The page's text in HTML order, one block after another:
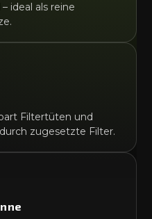
ideal als reine
Filtertüten und
zugesetzte Filter.